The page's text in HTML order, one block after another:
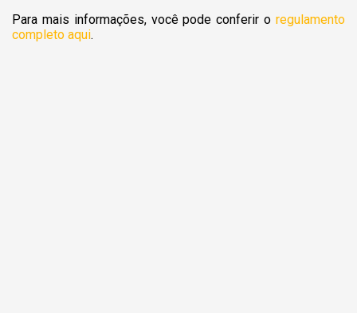
Para mais informações, você pode conferir o regulamento
completo aqui.